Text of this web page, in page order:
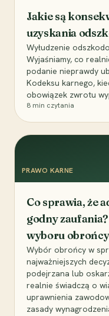
Jakie są
uzyskania
Wyłudzenie
Wyjaśniamy, co
podanie nieprawdy
Kodeksu karnego,
obowiązek zwrotu
8 min czytania
PRAWO KARNE
Co sprawia, że
godny
wyboru obrońcy
Wybór obrońcy w
najważniejszych
podejrzana lub
realnie świadczą o
uprawnienia
zasady